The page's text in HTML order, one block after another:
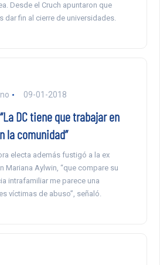
Desde el Cruch apuntaron que
dar fin al cierre de universidades.
09-01-2018
DC tiene que trabajar en
la comunidad”
electa además fustigó a la ex
Mariana Aylwin, “que compare su
intrafamiliar me parece una
víctimas de abuso”, señaló.